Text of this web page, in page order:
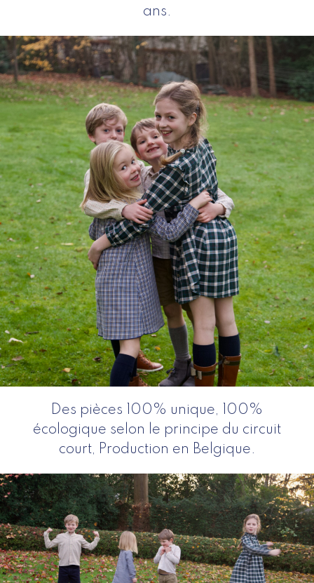
ans.
Des pièces 100% unique, 100%
écologique selon le principe du circuit
court, Production en Belgique.